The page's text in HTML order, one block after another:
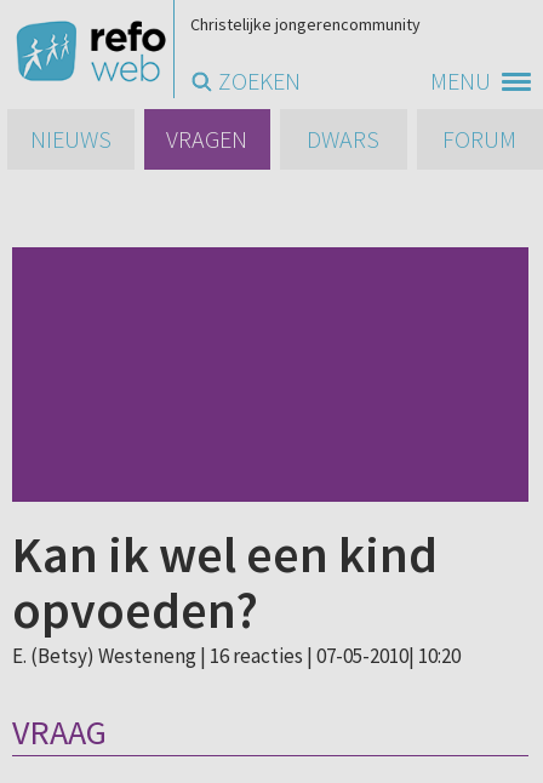
MENU
Christelijke jongerencommunity
ZOEKEN
NIEUWS
VRAGEN DWARS FORUM
Kan ik wel een kind
opvoeden?
E. (Betsy) Westeneng | 16 reacties | 07-05-2010| 10:20
VRAAG